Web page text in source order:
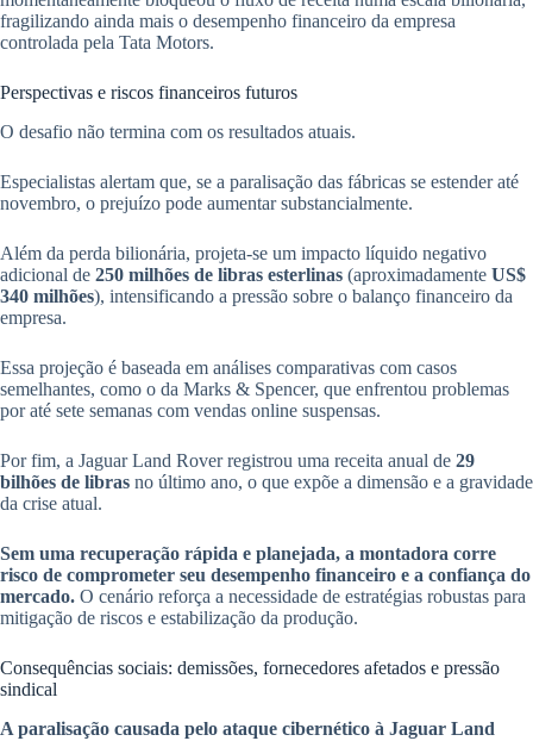
fragilizando ainda mais o desempenho financeiro da empresa
controlada pela Tata Motors.
Perspectivas e riscos financeiros futuros
O desafio não termina com os resultados atuais.
Especialistas alertam que, se a paralisação das fábricas se estender até
novembro, o prejuízo pode aumentar substancialmente.
Além da perda bilionária, projeta-se um impacto líquido negativo
adicional de 250 milhões de libras esterlinas (aproximadamente US$
340 milhões), intensificando a pressão sobre o balanço financeiro da
empresa.
Essa projeção é baseada em análises comparativas com casos
semelhantes, como o da Marks & Spencer, que enfrentou problemas
por até sete semanas com vendas online suspensas.
Por fim, a Jaguar Land Rover registrou uma receita anual de 29
bilhões de libras no último ano, o que expõe a dimensão e a gravidade
da crise atual.
Sem uma recuperação rápida e planejada, a montadora corre
risco de comprometer seu desempenho financeiro e a confiança do
mercado. O cenário reforça a necessidade de estratégias robustas para
mitigação de riscos e estabilização da produção.
Consequências sociais: demissões, fornecedores afetados e pressão
sindical
A paralisação causada pelo ataque cibernético à Jaguar Land